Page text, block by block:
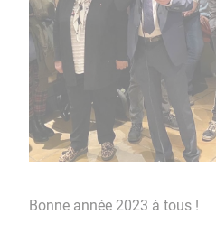
Bonne année 2023 à tous !